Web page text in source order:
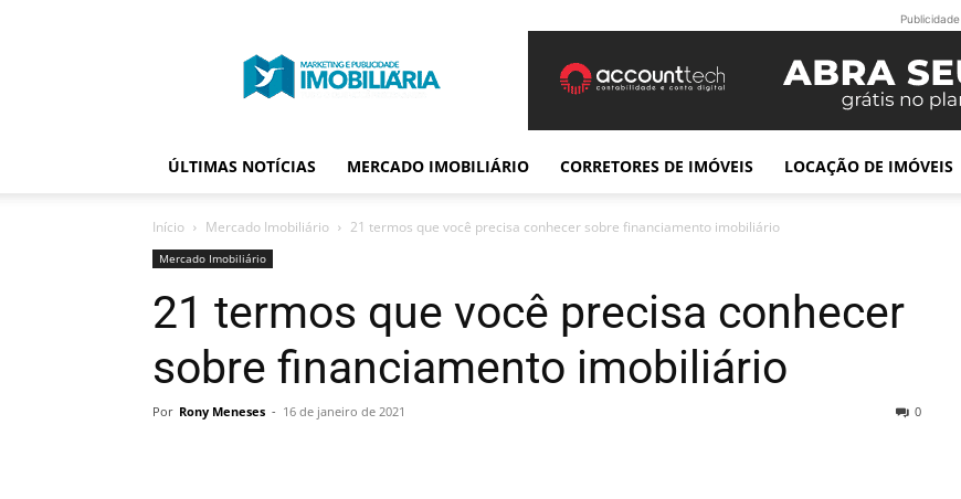
Publicidade
Imobiliária
Publicidade
ÚLTIMAS NOTÍCIAS MERCADO IMOBILIÁRIO CORRETORES DE IMÓVEIS LOCAÇÃO DE IMÓVEIS
Início Mercado Imobiliário 21 termos que você precisa conhecer sobre financiamento imobiliário
Mercado Imobiliário
21 termos que você precisa conhecer
sobre financiamento imobiliário
Por Rony Meneses - 16 de janeiro de 2021 0